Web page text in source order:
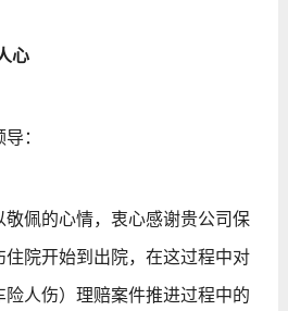
心
：
佩的心情，衷心感谢贵公司保
住院开始到出院，在这过程中对
人伤）理赔案件推进过程中的